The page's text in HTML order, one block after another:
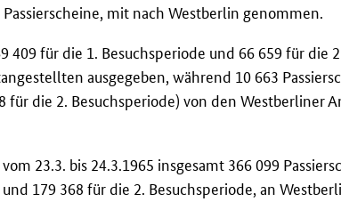
Passierscheine, mit nach Westberlin genommen.
409 für die 1. Besuchsperiode und 66 659 für die
ausgegeben, während 10 663
für die 2. Besuchsperiode) von den Westberliner
23.3. bis 24.3.1965 insgesamt 366 099
179 368 für die 2. Besuchsperiode, an